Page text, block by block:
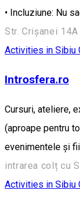
• Incluziune: Nu
Str. Crișanei
Activities in Sibiu
Introsfera.ro
Cursuri, ateliere,
(aproape pentru
evenimentele și
Activities in Sibiu